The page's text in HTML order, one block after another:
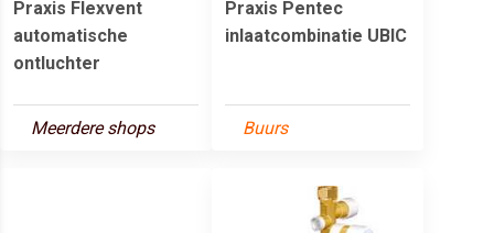
Praxis Flexvent
automatische
ontluchter
Meerdere shops
Praxis Pentec
inlaatcombinatie UBIC
Buurs